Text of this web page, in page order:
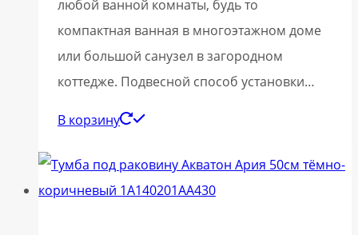
любой ванной комнаты, будь то
компактная ванная в многоэтажном доме
или большой санузел в загородном
коттедже. Подвесной способ установки…
В корзину